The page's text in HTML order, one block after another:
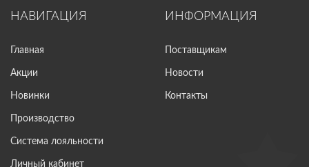
НАВИГАЦИЯ
Главная
Акции
Новинки
Производство
Система лояльности
Личный кабинет
ИНФОРМАЦИЯ
Поставщикам
Новости
Контакты